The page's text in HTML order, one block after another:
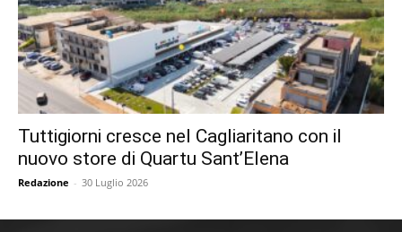
Tuttigiorni cresce nel Cagliaritano con il
nuovo store di Quartu Sant’Elena
Redazione - 30 Luglio 2026